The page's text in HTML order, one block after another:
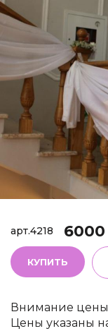
арт.4218 6000
КУПИТЬ
Внимание цены
Цены указаны